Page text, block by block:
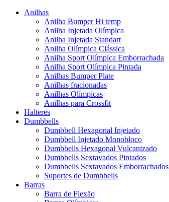
Anilhas
Anilha Bumper Hi temp
Anilha Injetada Olímpica
Anilha Injetada Standart
Anilha Olímpica Clássica
Anilha Sport Olímpica Emborrachada
Anilha Sport Olímpica Pintada
Anilhas Bumper Plate
Anilhas fracionadas
Anilhas Olímpicas
Anilhas para Crossfit
Halteres
Dumbbells
Dumbbell Hexagonal Injetado
Dumbbell Injetado Monobloco
Dumbbells Hexagonal Vulcanizado
Dumbbells Sextavados Pintados
Dumbbells Sextavados Emborrachados
Suportes de Dumbbells
Barras
Barra de Flexão